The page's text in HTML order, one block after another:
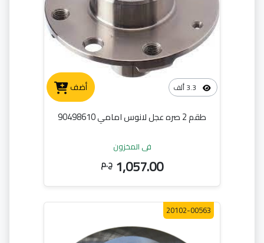
أضف
طقم 2 صره عجل لانوس امامي 90498610
في المخزون
1,057.00 ج.م
20102-00563